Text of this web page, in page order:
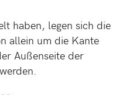
haben, legen sich die
allein um die Kante
Außenseite der